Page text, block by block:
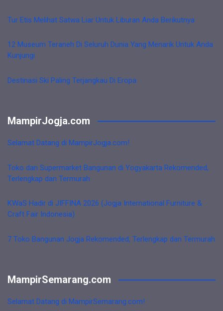
Tur Etis Melihat Satwa Liar Untuk Liburan Anda Berikutnya
12 Museum Teraneh Di Seluruh Dunia Yang Menarik Untuk Anda
Kunjungi
Destinasi Ski Paling Terjangkau Di Eropa
MampirJogja.com
Selamat Datang di MampirJogja.com!
Toko dan Supermarket Bangunan di Yogyakarta Rekomended,
Terlengkap dan Termurah
KWaS Hadir di JIFFINA 2026 (Jogja International Furniture &
Craft Fair Indonesia)
7 Toko Bangunan Jogja Rekomended, Terlengkap dan Termurah
MampirSemarang.com
Selamat Datang di MampirSemarang.com!